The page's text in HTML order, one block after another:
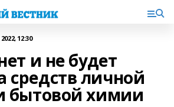
12:30
и не будет
средств личной
бытовой химии